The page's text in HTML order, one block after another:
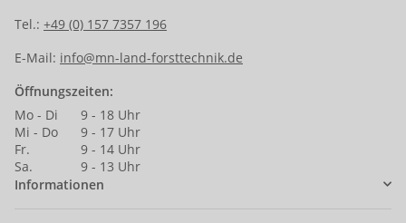
Tel.: +49 (0) 157 7357 196
E-Mail: info@mn-land-forsttechnik.de
Öffnungszeiten:
Mo - Di
9 - 18 Uhr
Mi - Do
9 - 17 Uhr
Fr.
9 - 14 Uhr
Sa.
9 - 13 Uhr
Informationen